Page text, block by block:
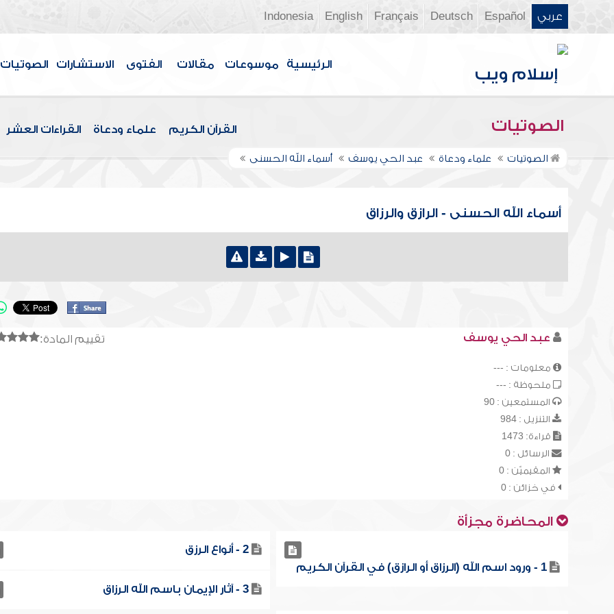
عربي Español
Deutsch
Français
English
Indonesia
الرئيسية موسوعات مقالات الفتوى الاستشارات الصوتيات
الصوتيات القرآن الكريم علماء ودعاة القراءات العشر
الصوتيات علماء ودعاة عبد الحي يوسف أسماء الله الحسنى
أسماء الله الحسنى - الرازق والرزاق
تقييم المادة: عبد الحي يوسف
معلومات : ---
ملحوظة : ---
المستمعين : 90
التنزيل : 984
قراءة: 1473
الرسائل : 0
المقيميّن : 0
في خزائن : 0
المحاضرة مجزأة
1 - ورود اسم الله (الرزاق أو الرازق) في القرآن الكريم
2 - أنواع الرزق
3 - آثار الإيمان باسم الله الرزاق